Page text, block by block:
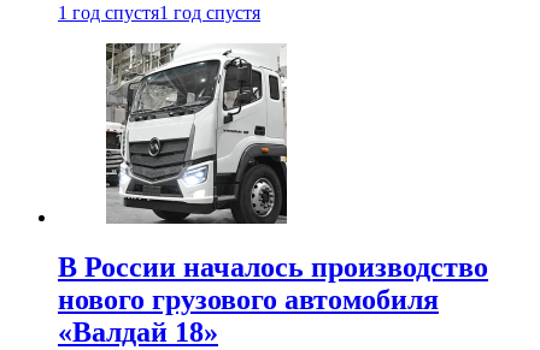
1 год спустя1 год спустя
В России началось производство
нового грузового автомобиля
«Валдай 18»